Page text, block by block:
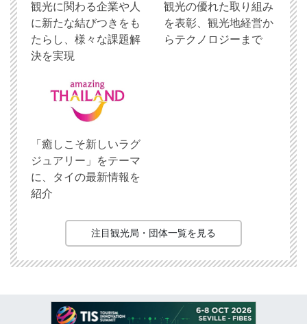
観光に関わる企業や人
に新たな結びつきをも
たらし、様々な課題解
決を実現
観光の優れた取り組み
を表彰、観光地経営か
らテクノロジーまで
「癒しこそ新しいラグ
ジュアリー」をテーマ
に、タイの最新情報を
紹介
注目観光局・団体一覧を見る